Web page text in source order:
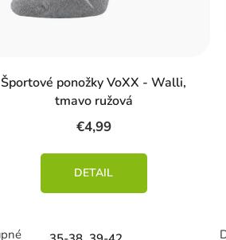
Športové ponožky VoXX - Walli,
tmavo ružová
€4,99
DETAIL